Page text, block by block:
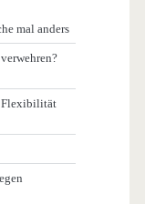
mal anders
Flexibilität